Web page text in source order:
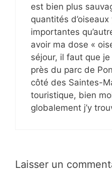
est bien plus
quantités
importantes
avoir ma dose «
séjour, il faut que
près du parc de
côté des Saintes-
touristique, bien
globalement j’y
Laisser un